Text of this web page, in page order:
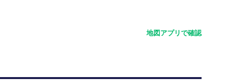
地図アプリで確認